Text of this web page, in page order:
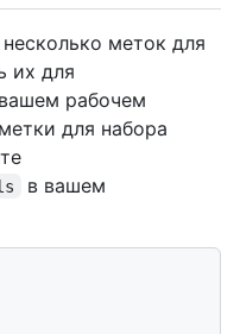
меток для
их для
рабочем
для набора
в вашем